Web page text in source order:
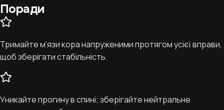
Поради
Тримайте м’язи кора напруженими протягом усієї вправи,
щоб зберігати стабільність.
Уникайте прогину в спині; зберігайте нейтральне